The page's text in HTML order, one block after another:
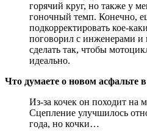
горячий круг, но также у
гоночный темп. Конечно,
подкорректировать кое-
поговорил с инженерами и
сделать так, чтобы
идеально.
Что думаете о новом асфальте
Из-за кочек он походит на
Сцепление улучшилось
года, но кочки…